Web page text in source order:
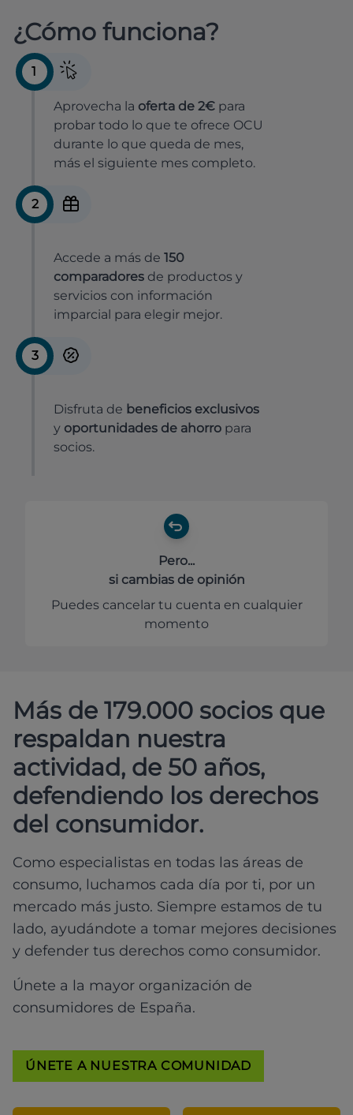
¿Cómo funciona?
1
Aprovecha la oferta de 2€ para
probar todo lo que te ofrece OCU
durante lo que queda de mes,
más el siguiente mes completo.
2
Accede a más de 150
comparadores de productos y
servicios con información
imparcial para elegir mejor.
3
Disfruta de beneficios exclusivos
y oportunidades de ahorro para
socios.
Pero...
si cambias de opinión
Puedes cancelar tu cuenta en cualquier
momento
Más de 179.000 socios que
respaldan nuestra
actividad, de 50 años,
defendiendo los derechos
del consumidor.
Como especialistas en todas las áreas de
consumo, luchamos cada día por ti, por un
mercado más justo. Siempre estamos de tu
lado, ayudándote a tomar mejores decisiones
y defender tus derechos como consumidor.
Únete a la mayor organización de
consumidores de España.
ÚNETE A NUESTRA COMUNIDAD